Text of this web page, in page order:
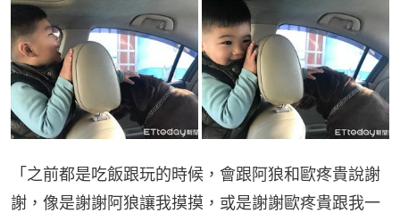
「之前都是吃飯跟玩的時候，會跟阿狼和歐疼貴說謝
謝，像是謝謝阿狼讓我摸摸，或是謝謝歐疼貴跟我一